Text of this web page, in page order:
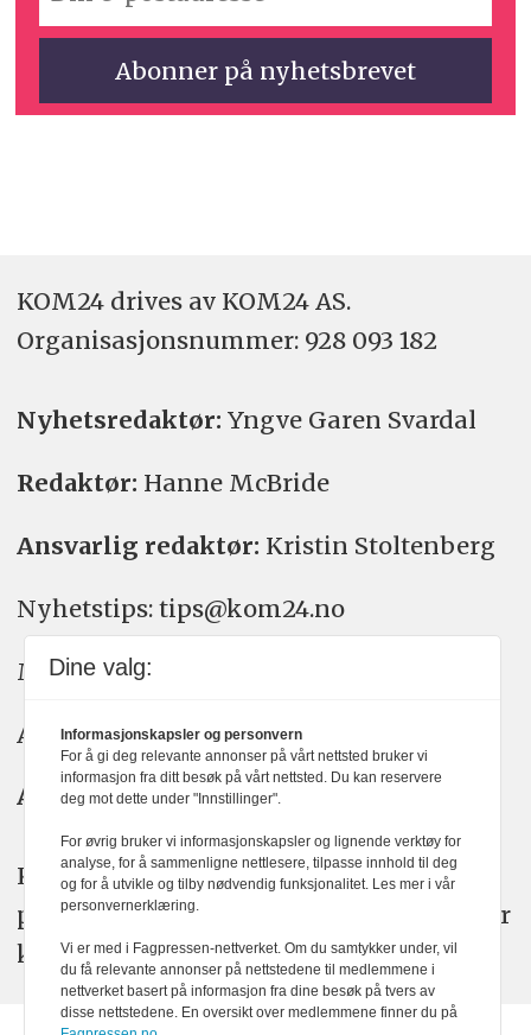
KOM24 drives av KOM24 AS.
Organisasjons­nummer: 928 093 182
Nyhetsredaktør: Yngve Garen Svardal
Redaktør: Hanne McBride
Ansvarlig redaktør: Kristin Stoltenberg
Nyhetstips: tips@kom24.no
Meninger: meninger@kom24.no
Annonse: annonse@watchmedia.no
Abonnement:kom24@watchmedia.no
KOM24 arbeider etter Vær Varsom-
plakatens regler for god presseskikk. Her
kan du lese mer omPFUsarbeid.
Dine valg:
Informasjonskapsler og personvern
For å gi deg relevante annonser på vårt nettsted bruker vi
informasjon fra ditt besøk på vårt nettsted. Du kan reservere
deg mot dette under "Innstillinger".
For øvrig bruker vi informasjonskapsler og lignende verktøy for
analyse, for å sammenligne nettlesere, tilpasse innhold til deg
og for å utvikle og tilby nødvendig funksjonalitet. Les mer i vår
personvernerklæring.
Vi er med i Fagpressen-nettverket. Om du samtykker under, vil
du få relevante annonser på nettstedene til medlemmene i
nettverket basert på informasjon fra dine besøk på tvers av
disse nettstedene. En oversikt over medlemmene finner du på